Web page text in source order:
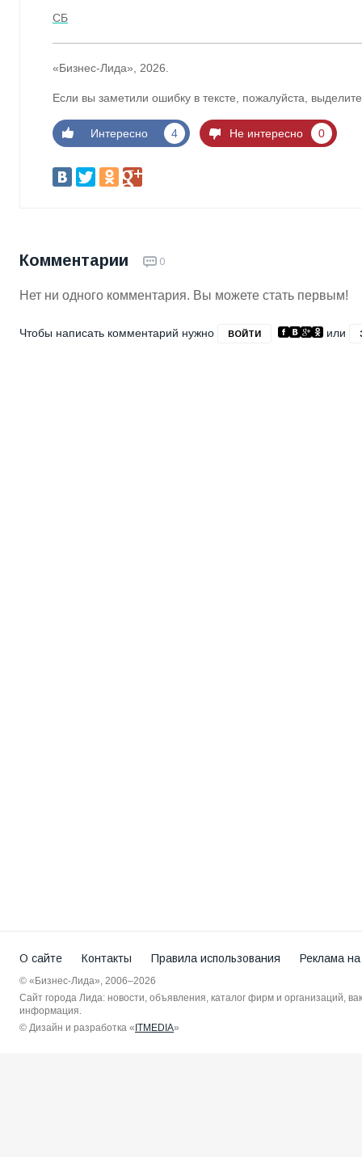
СБ
«Бизнес-Лида», 2026.
Если вы заметили ошибку в тексте, пожалуйста,
Интересно 4 Не интересно 0
Комментарии 0
Нет ни одного комментария. Вы можете стать первым!
Чтобы написать комментарий нужно ВОЙТИ или
О сайте Контакты Правила использования Реклама
© «Бизнес-Лида», 2006–2026
Сайт города Лида: новости, объявления, каталог фирм и организаций,
информация.
© Дизайн и разработка «ITMEDIA»